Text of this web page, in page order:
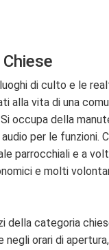
di culto e le
alla vita di una
Si occupa della
per le
parrocchiali e a
e molti
della categoria
negli orari di